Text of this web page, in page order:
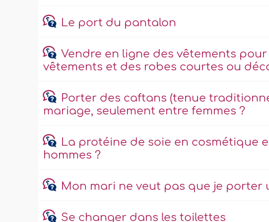
Le port du pantalon
Vendre en ligne des vêtements
vêtements et des robes courtes ou
Porter des caftans (tenue
mariage, seulement entre femmes ?
La protéine de soie en cosmétique
hommes ?
Mon mari ne veut pas que je porter
Se changer dans les toilettes